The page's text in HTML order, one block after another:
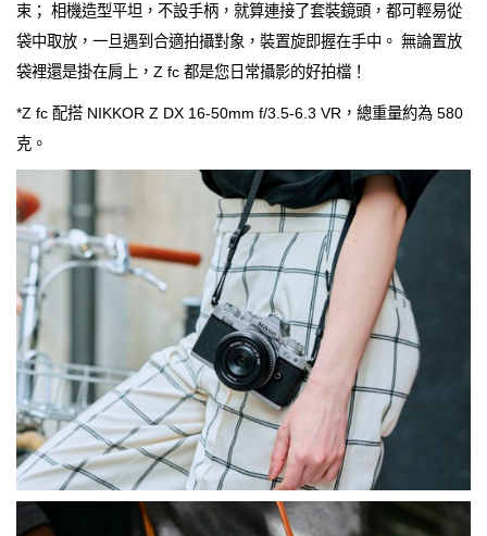
束； 相機造型平坦，不設手柄，就算連接了套裝鏡頭，都可輕易從
袋中取放，一旦遇到合適拍攝對象，裝置旋即握在手中。 無論置放
袋裡還是掛在肩上，Z fc 都是您日常攝影的好拍檔！
*Z fc 配搭 NIKKOR Z DX 16-50mm f/3.5-6.3 VR，總重量約為 580
克。